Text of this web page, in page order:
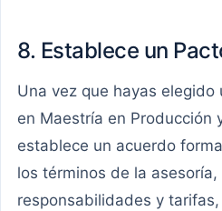
8. Establece un
Una vez que hayas elegido
en Maestría en Producción
establece un acuerdo
los términos de la
responsabilidades y tarifas,